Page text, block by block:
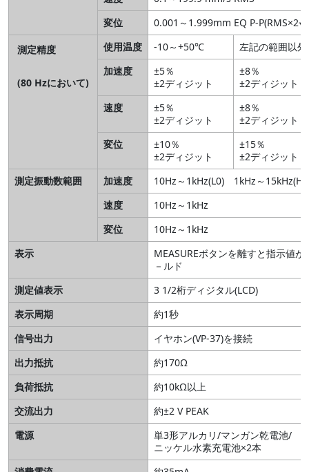
変位
0.001～1.999mm EQ P-
測定精度
(80 Hzにおいて)
使用温度 -10～+50℃
左記の範囲以外
加速度
±5％
±2ディジット
±8％
±2ディジット
速度
±5％
±2ディジット
±8％
±2ディジット
変位
±10％
±2ディジット
±15％
±2ディジット
測定振動数範囲
加速度
10Hz～1kHz(L0) 1kHz～15kHz(HI)
速度
10Hz～1kHz
変位
10Hz～1kHz
表示
MEASUREボタンを離すと指示値が
－ルド
測定値表示
3 1/2桁ディジタル(LCD)
表示周期
約1秒
信号出力
イヤホン(VP-37)を接続
出力抵抗
約170Ω
負荷抵抗
約10kΩ以上
交流出力
約±2 V PEAK
電源
単3形アルカリ/マンガン乾電池/
ニッケル水素充電池×2本